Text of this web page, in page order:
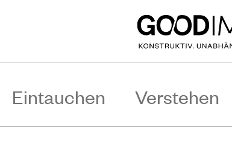
Eintauchen Verstehen